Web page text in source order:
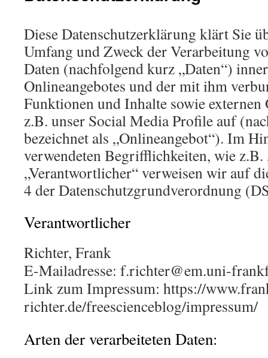
Diese Datenschutzerklärung klärt Sie
Umfang und Zweck der Verarbeitung
Daten (nachfolgend kurz „Daten“)
Onlineangebotes und der mit ihm
Funktionen und Inhalte sowie externen
z.B. unser Social Media Profile auf
bezeichnet als „Onlineangebot“). Im
verwendeten Begrifflichkeiten, wie z.B.
„Verantwortlicher“ verweisen wir auf
4 der Datenschutzgrundverordnung
Verantwortlicher
Richter, Frank
E-Mailadresse: f.richter@em.uni-
Link zum Impressum: https://
richter.de/freescienceblog/impressum/
Arten der verarbeiteten Daten: